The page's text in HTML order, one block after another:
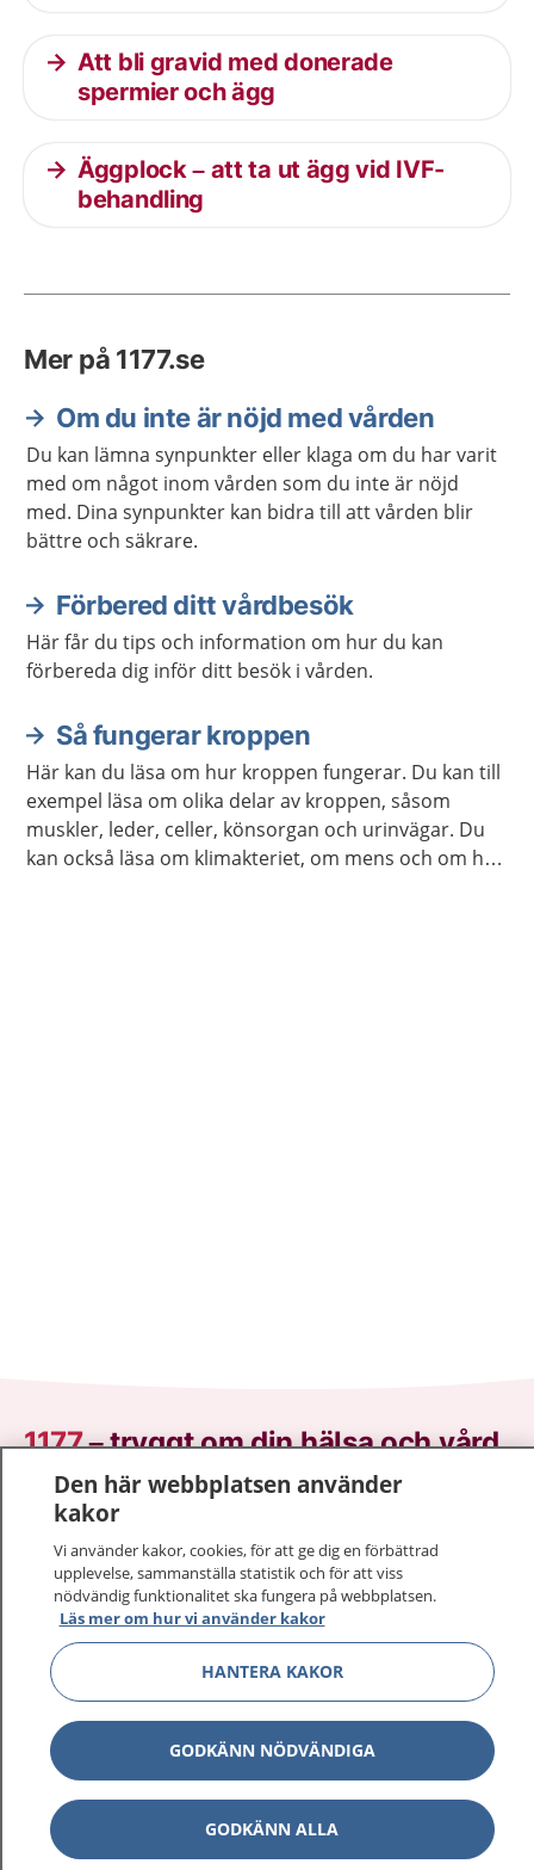
Att bli gravid med donerade
spermier och ägg
Äggplock – att ta ut ägg vid IVF-
behandling
Mer på 1177.se
Om du inte är nöjd med vården
Du kan lämna synpunkter eller klaga om du har varit
med om något inom vården som du inte är nöjd
med. Dina synpunkter kan bidra till att vården blir
bättre och säkrare.
Förbered ditt vårdbesök
Här får du tips och information om hur du kan
förbereda dig inför ditt besök i vården.
Så fungerar kroppen
Här kan du läsa om hur kroppen fungerar. Du kan till
exempel läsa om olika delar av kroppen, såsom
muskler, leder, celler, könsorgan och urinvägar. Du
kan också läsa om klimakteriet, om mens och om hur
1177–tryggt om din hälsa och vård
På 1177.se får du råd om hälsa och information om
sjukdomar och vilka mottagningar du kan kontakta.
Logga in för att läsa din journal och göra dina
vårdärenden. Ring telefonnummer 1177 för
sjukvårdsrådgivning dygnet runt.
1177 ger dig råd när du vill må bättre.
1177 på flera språk
Visa
Den här webbplatsen använder
kakor
Vi använder kakor, cookies, för att ge dig en förbättrad
upplevelse, sammanställa statistik och för att viss
nödvändig funktionalitet ska fungera på webbplatsen.
Läs mer om hur vi använder kakor
HANTERA KAKOR
GODKÄNN NÖDVÄNDIGA
GODKÄNN ALLA